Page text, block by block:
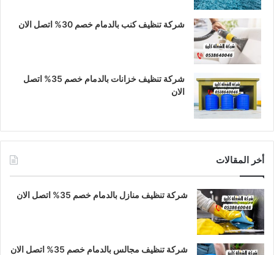
شركة تنظيف كنب بالدمام خصم 30% اتصل الان
شركة تنظيف خزانات بالدمام خصم 35% اتصل
الان
أخر المقالات
شركة تنظيف منازل بالدمام خصم 35% اتصل الان
شركة تنظيف مجالس بالدمام خصم 35% اتصل الان